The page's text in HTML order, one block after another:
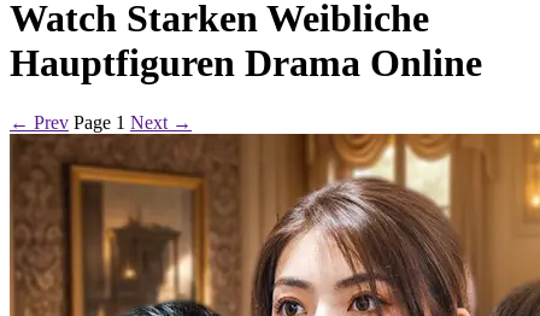
Watch Starken Weibliche
Hauptfiguren Drama Online
← Prev Page 1 Next →